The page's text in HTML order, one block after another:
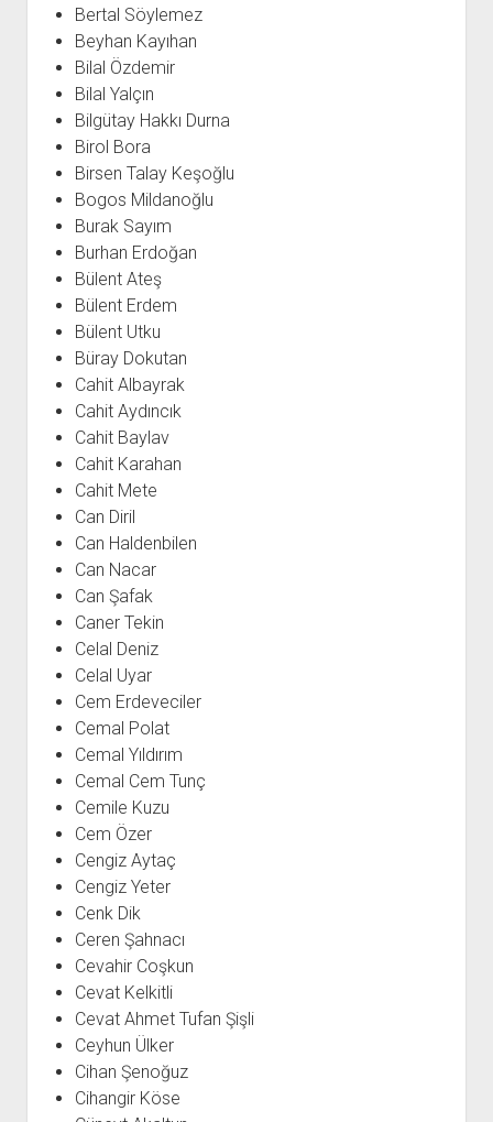
Bertal Söylemez
Beyhan Kayıhan
Bilal Özdemir
Bilal Yalçın
Bilgütay Hakkı Durna
Birol Bora
Birsen Talay Keşoğlu
Bogos Mildanoğlu
Burak Sayım
Burhan Erdoğan
Bülent Ateş
Bülent Erdem
Bülent Utku
Büray Dokutan
Cahit Albayrak
Cahit Aydıncık
Cahit Baylav
Cahit Karahan
Cahit Mete
Can Diril
Can Haldenbilen
Can Nacar
Can Şafak
Caner Tekin
Celal Deniz
Celal Uyar
Cem Erdeveciler
Cemal Polat
Cemal Yıldırım
Cemal Cem Tunç
Cemile Kuzu
Cem Özer
Cengiz Aytaç
Cengiz Yeter
Cenk Dik
Ceren Şahnacı
Cevahir Coşkun
Cevat Kelkitli
Cevat Ahmet Tufan Şişli
Ceyhun Ülker
Cihan Şenoğuz
Cihangir Köse